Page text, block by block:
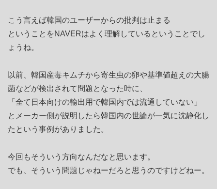
こう言えば韓国のユーザーからの批判は止まる
ということをNAVERはよく理解しているということでし
ょうね。
以前、韓国産毒キムチから寄生虫の卵や基準値超えの大腸
菌などが検出されて問題となった時に、
「全て日本向けの輸出用で韓国内では流通していない」
とメーカー側が説明したら韓国内の世論が一気に沈静化し
たという事例がありました。
今回もそういう方向なんだなと思います。
でも、そういう問題じゃねーだろと思うのですけどねー。